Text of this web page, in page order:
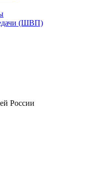
(ШВП)
России